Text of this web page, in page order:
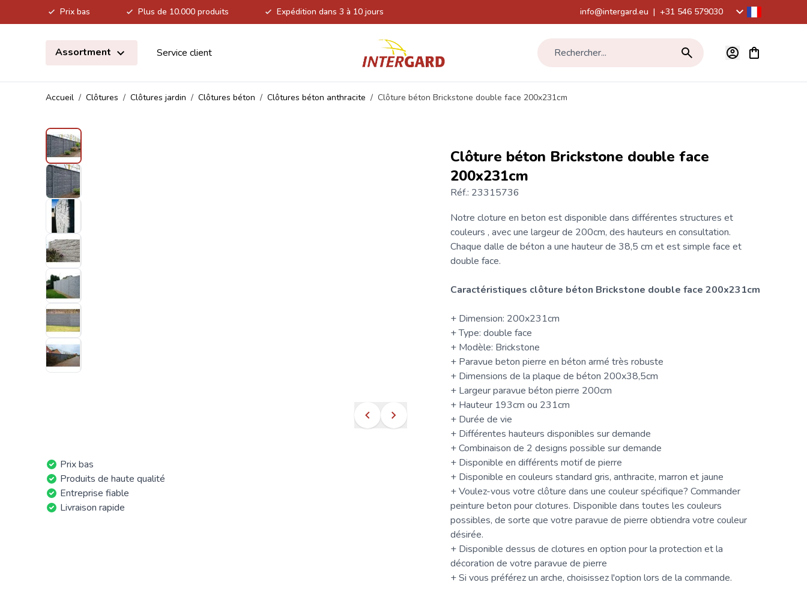
Prix bas Plus de 10.000 produits Expédition dans 3 à 10 jours info@intergard.eu | +31 546 579030
Assortment
Service client Rechercher... Voir le
Accueil / Clôtures / Clôtures jardin / Clôtures béton / Clôtures béton anthracite / Clôture béton Brickstone double face 200x231cm
Prix bas
Produits de haute qualité
Entreprise fiable
Livraison rapide
Clôture béton Brickstone double face
200x231cm
Réf.: 23315736
Notre cloture en beton est disponible dans différentes structures et
couleurs , avec une largeur de 200cm, des hauteurs en consultation.
Chaque dalle de béton a une hauteur de 38,5 cm et est simple face et
double face.
Caractéristiques clôture béton Brickstone double face 200x231cm
+ Dimension: 200x231cm
+ Type: double face
+ Modèle: Brickstone
+ Paravue beton pierre en béton armé très robuste
+ Dimensions de la plaque de béton 200x38,5cm
+ Largeur paravue béton pierre 200cm
+ Hauteur 193cm ou 231cm
+ Durée de vie
+ Différentes hauteurs disponibles sur demande
+ Combinaison de 2 designs possible sur demande
+ Disponible en différents motif de pierre
+ Disponible en couleurs standard gris, anthracite, marron et jaune
+ Voulez-vous votre clôture dans une couleur spécifique? Commander
peinture beton pour clotures. Disponible dans toutes les couleurs
possibles, de sorte que votre paravue de pierre obtiendra votre couleur
désirée.
+ Disponible dessus de clotures en option pour la protection et la
décoration de votre paravue de pierre
+ Si vous préférez un arche, choisissez l'option lors de la commande.